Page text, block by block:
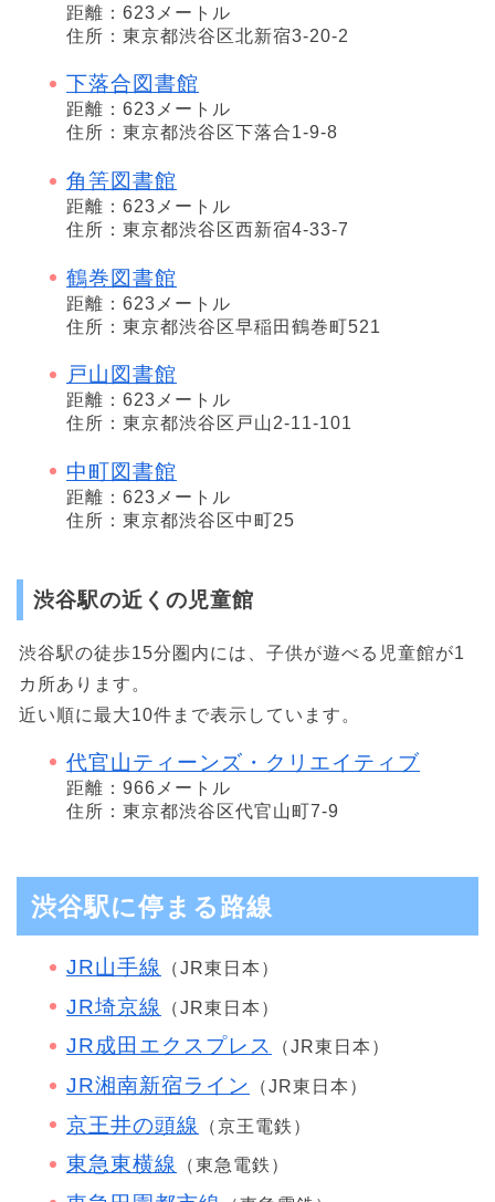
距離：623メートル
住所：東京都渋谷区北新宿3-20-2
下落合図書館
距離：623メートル
住所：東京都渋谷区下落合1-9-8
角筈図書館
距離：623メートル
住所：東京都渋谷区西新宿4-33-7
鶴巻図書館
距離：623メートル
住所：東京都渋谷区早稲田鶴巻町521
戸山図書館
距離：623メートル
住所：東京都渋谷区戸山2-11-101
中町図書館
距離：623メートル
住所：東京都渋谷区中町25
渋谷駅の近くの児童館
渋谷駅の徒歩15分圏内には、子供が遊べる児童館が1
カ所あります。
近い順に最大10件まで表示しています。
代官山ティーンズ・クリエイティブ
距離：966メートル
住所：東京都渋谷区代官山町7-9
渋谷駅に停まる路線
JR山手線 （JR東日本）
JR埼京線 （JR東日本）
JR成田エクスプレス （JR東日本）
JR湘南新宿ライン （JR東日本）
京王井の頭線 （京王電鉄）
東急東横線 （東急電鉄）